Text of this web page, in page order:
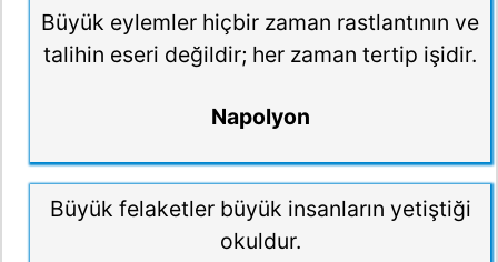
Büyük eylemler hiçbir zaman rastlantının ve
talihin eseri değildir; her zaman tertip işidir.
Napolyon
Büyük felaketler büyük insanların yetiştiği
okuldur.